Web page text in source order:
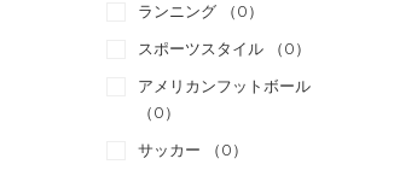
ランニング
（0）
スポーツスタイル
（0）
アメリカンフットボール
（0）
サッカー
（0）